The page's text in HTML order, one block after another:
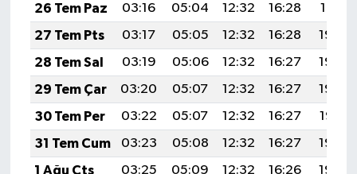
26 Tem Paz
03:16 05:04 12:32 16:28
19:51
27 Tem Pts
03:17 05:05 12:32 16:28
19:50
28 Tem Sal
03:19 05:06 12:32 16:27
19:49
29 Tem Çar
03:20 05:07 12:32 16:27
19:48
30 Tem Per
03:22 05:07 12:32 16:27
19:47
31 Tem Cum
03:23 05:08 12:32 16:27
19:46
1 Ağu Cts
03:25 05:09 12:32 16:26
19:45